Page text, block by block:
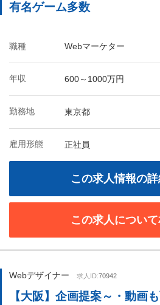
有名ゲーム多数
職種 Webマーケター
年収 600～1000万円
勤務地 東京都
雇用形態 正社員
この求人情報の
この求人につい
Webデザイナー 求人ID:70942
【大阪】企画提案～・動画